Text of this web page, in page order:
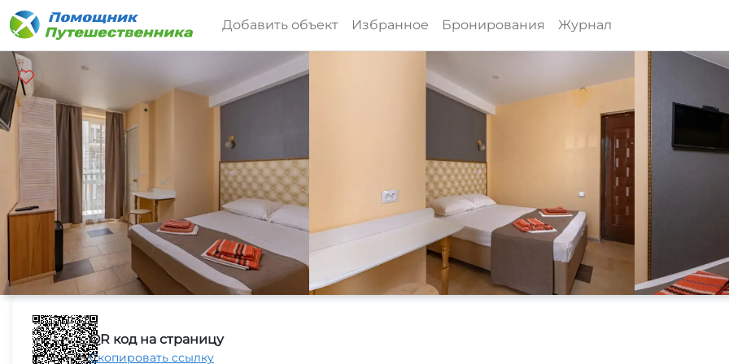
Добавить объект Избранное Бронирования Журнал
QR код на страницу
Скопировать ссылку